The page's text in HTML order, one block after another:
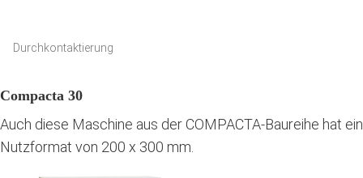
Compacta 30
Durchkontaktierung
Auch diese Maschine aus der COMPACTA-Baureihe hat ein
Nutzformat von 200 x 300 mm.